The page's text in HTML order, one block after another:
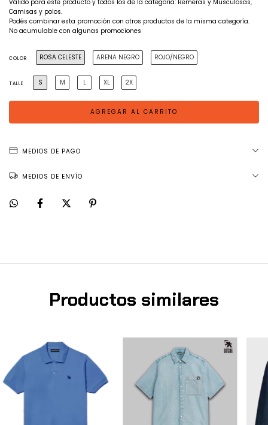
Válido para este producto y todos los de la categoría: Remeras y Musculosas,
Camisas y polos.
Podés combinar esta promoción con otros productos de la misma categoría.
No acumulable con algunas promociones
COLOR ROSA CELESTE ARENA NEGRO ROJO/NEGRO
TALLE S M L XL 2X
MEDIOS DE PAGO
MEDIOS DE ENVÍO
Productos similares